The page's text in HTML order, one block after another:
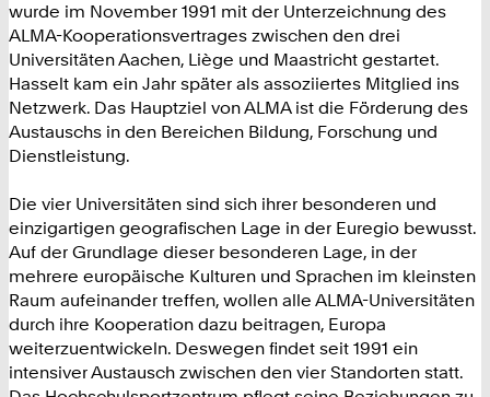
wurde im November 1991 mit der Unterzeichnung des
ALMA-Kooperationsvertrages zwischen den drei
Universitäten Aachen, Liège und Maastricht gestartet.
Hasselt kam ein Jahr später als assoziiertes Mitglied ins
Netzwerk. Das Hauptziel von ALMA ist die Förderung des
Austauschs in den Bereichen Bildung, Forschung und
Dienstleistung.
Die vier Universitäten sind sich ihrer besonderen und
einzigartigen geografischen Lage in der Euregio bewusst.
Auf der Grundlage dieser besonderen Lage, in der
mehrere europäische Kulturen und Sprachen im kleinsten
Raum aufeinander treffen, wollen alle ALMA-Universitäten
durch ihre Kooperation dazu beitragen, Europa
weiterzuentwickeln. Deswegen findet seit 1991 ein
intensiver Austausch zwischen den vier Standorten statt.